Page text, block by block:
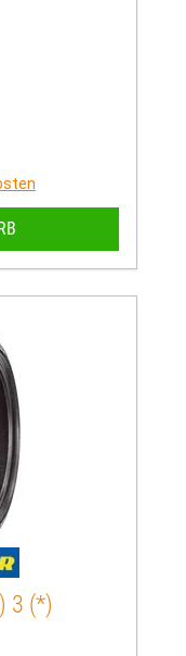
Informationen zum
3 (*)